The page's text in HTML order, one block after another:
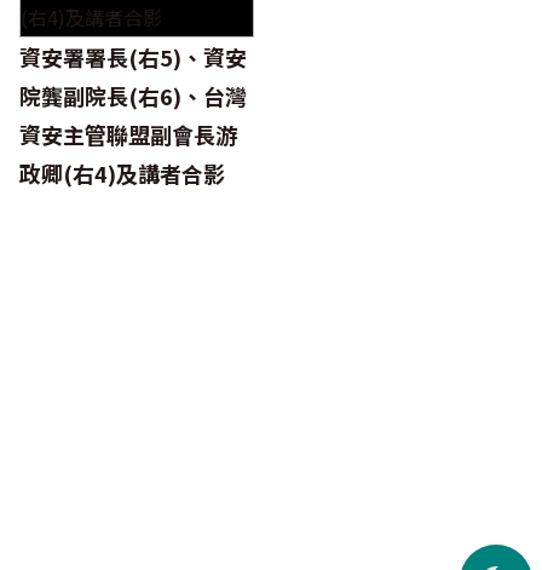
資安署署長(右5)、資安
院龔副院長(右6)、台灣
資安主管聯盟副會長游
政卿(右4)及講者合影